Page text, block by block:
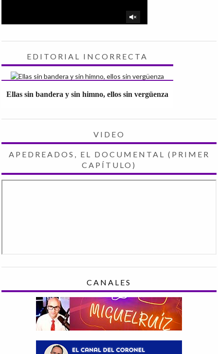
EDITORIAL INCORRECTA
Ellas sin bandera y sin himno, ellos sin vergüenza
VIDEO
APEDREADOS, EL DOCUMENTAL (PRIMER
CAPÍTULO)
CANALES